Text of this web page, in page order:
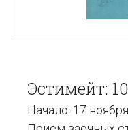
Эстимейт:
Начало: 17